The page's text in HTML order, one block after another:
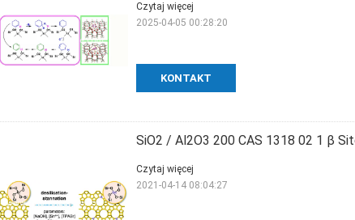
KONTAKT
Czytaj więcej
2025-04-05 00:28:20
SiO2 / Al2O3 200 CAS 1318 02 1 β
Czytaj więcej
2021-04-14 08:04:27